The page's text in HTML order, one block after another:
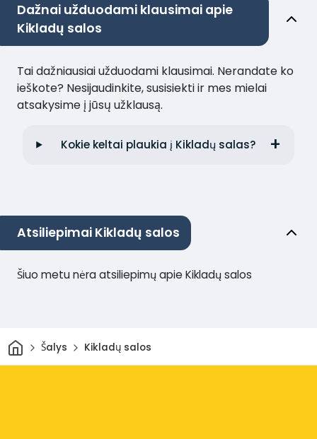
Dažnai užduodami klausimai apie
Kikladų salos
Tai dažniausiai užduodami klausimai. Nerandate ko
ieškote? Nesijaudinkite, susisiekti ir mes mielai
atsakysime į jūsų užklausą.
Kokie keltai plaukia į Kikladų salas?
Atsiliepimai Kikladų salos
Šiuo metu nėra atsiliepimų apie Kikladų salos
Pradžia
Šalys Kikladų salos